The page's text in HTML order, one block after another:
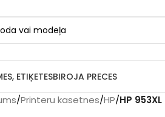
ETIĶETESBIROJA PRECES
/Printeru kasetnes/HP/HP